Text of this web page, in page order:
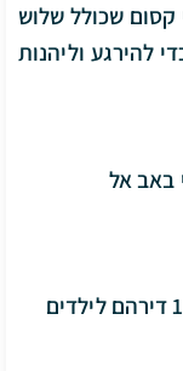
שכולל שלוש
להירגע וליהנות
באב אל
עלות: 250 דירהאם למבוגרים ו-124 דירהם לילדים